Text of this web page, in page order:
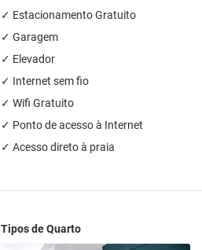
✓ Estacionamento Gratuito
✓ Garagem
✓ Elevador
✓ Internet sem fio
✓ Wifi Gratuito
✓ Ponto de acesso à Internet
✓ Acesso direto à praia
Tipos de Quarto